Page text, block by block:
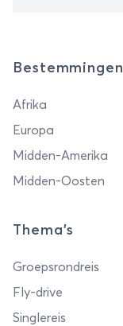
Bestemmingen
Afrika
Europa
Midden-Amerika
Midden-Oosten
Thema's
Groepsrondreis
Fly-drive
Singlereis